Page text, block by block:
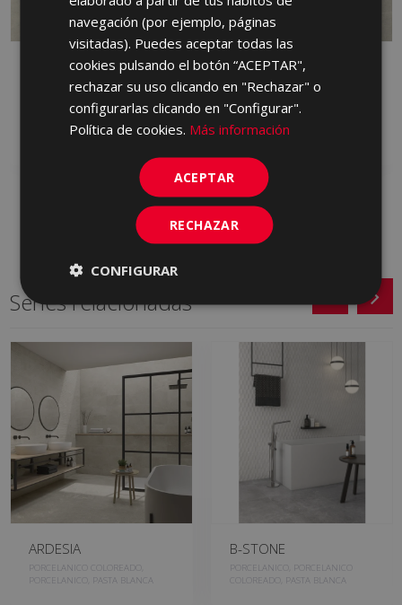
PETRALAVA MARFIL 75
KRN670 | 75x75
Añadir a favoritos
PETRALAVA ARENA
ANTID 75 X 75
KRP230 | 75x75
Añadir a favoritos
Series relacionadas
ARDESIA
PORCELANICO COLOREADO,
PORCELANICO, PASTA BLANCA
B-STONE
PORCELANICO, PORCELANICO
COLOREADO, PASTA BLANCA
navegación (por ejemplo, páginas
visitadas). Puedes aceptar todas las
cookies pulsando el botón “ACEPTAR",
rechazar su uso clicando en "Rechazar" o
configurarlas clicando en "Configurar".
Política de cookies. Más información
ACEPTAR
RECHAZAR
CONFIGURAR